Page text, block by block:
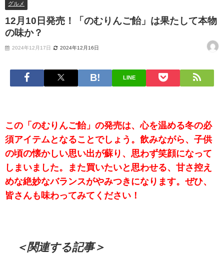
グルメ
12月10日発売！「のむりんご飴」は果たして本物
の味か？
2024年12月17日 2024年12月16日
LINE
この「のむりんご飴」の発売は、心を温める冬の必
須アイテムとなることでしょう。飲みながら、子供
の頃の懐かしい思い出が蘇り、思わず笑顔になって
しまいました。また買いたいと思わせる、甘さ控え
めな絶妙なバランスがやみつきになります。ぜひ、
皆さんも味わってみてください！
＜関連する記事＞